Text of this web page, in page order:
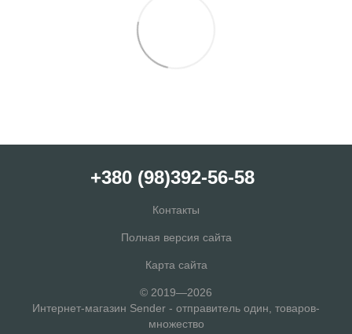
+380 (98)392-56-58
Контакты
Полная версия сайта
Карта сайта
© 2019—2026
Интернет-магазин Sender - отправитель один, товаров-
множество